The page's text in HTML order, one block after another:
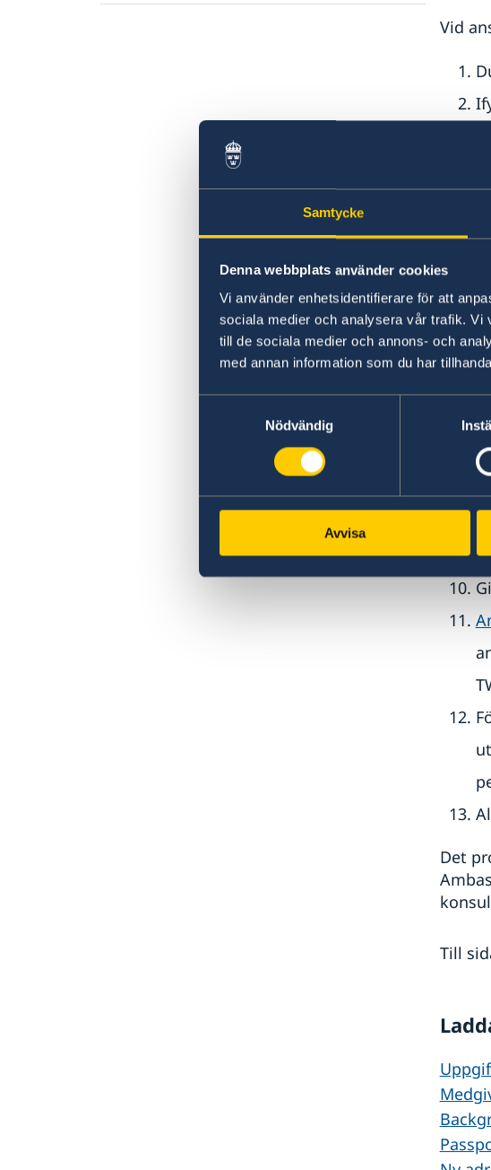
Samtycke
Denna webbplats använder cookies
Vi använder enhetsidentifierare för att
sociala medier och analysera vår trafik. Vi
till de sociala medier och annons- och
med annan information som du har
Nödvändig
Avvisa
In- och utresebestämmelser
Hälso- och sjukvård
Lokala lagar och sedvänjor
Kriminalitet och personlig säkerhet
Vid
Det
Till